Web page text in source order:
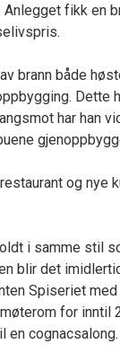
Anlegget fikk en
brann både
Dette
har han
og nye
i samme stil
blir det
Spiseriet
for inntil
en cognacsalong.